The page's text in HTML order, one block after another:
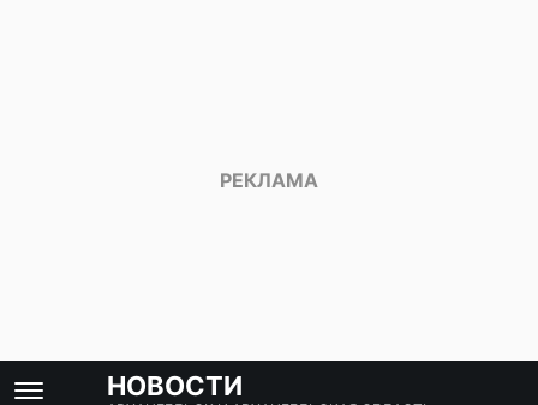
НОВОСТИ